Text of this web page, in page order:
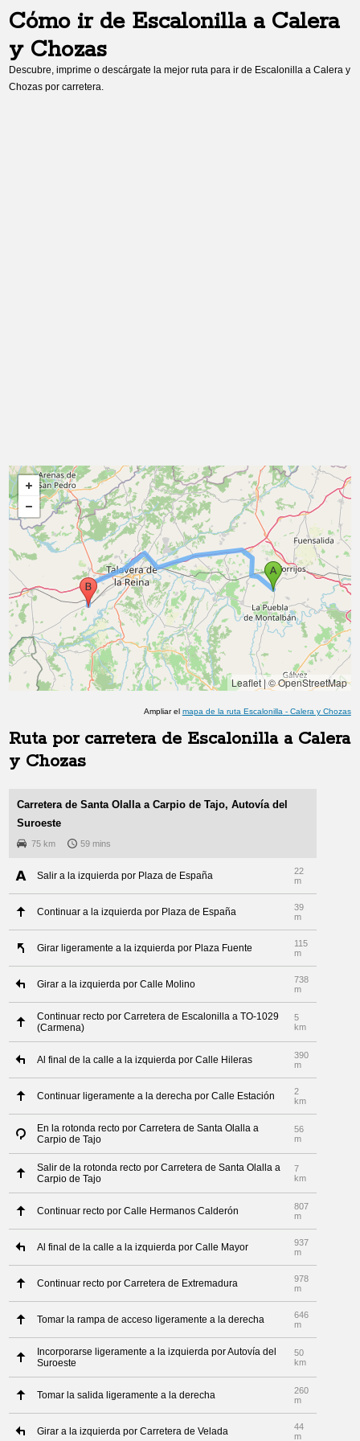
Cómo ir de Escalonillaa Calera
y Chozas
Descubre, imprime o descárgate la mejor ruta para ir de Escalonilla aCalera y
Chozas por carretera.
Leaflet|© OpenStreetMap
Ampliar el mapa de la ruta Escalonilla - Calera y Chozas
Ruta por carretera de Escalonillaa Calera
y Chozas
Carretera de Santa Olalla a Carpio de Tajo, Autovía del
Suroeste
75 km 59 mins
Salir a la izquierda por Plaza de España
22
m
Continuar a la izquierda por Plaza de España
39
m
Girar ligeramente a la izquierda por Plaza Fuente
115
m
Girar a la izquierda por Calle Molino
738
m
Continuar recto por Carretera de Escalonilla a TO-1029
(Carmena)
5
km
Al final de la calle a la izquierda por Calle Hileras
390
m
Continuar ligeramente a la derecha por Calle Estación
2
km
En la rotonda recto por Carretera de Santa Olalla a
Carpio de Tajo
56
m
Salir de la rotonda recto por Carretera de Santa Olalla a
Carpio de Tajo
7
km
Continuar recto por Calle Hermanos Calderón
807
m
Al final de la calle a la izquierda por Calle Mayor
937
m
Continuar recto por Carretera de Extremadura
978
m
Tomar la rampa de acceso ligeramente a la derecha
646
m
Incorporarse ligeramente a la izquierda por Autovía del
Suroeste
50
km
Tomar la salida ligeramente a la derecha
260
m
Girar a la izquierda por Carretera de Velada
44
m